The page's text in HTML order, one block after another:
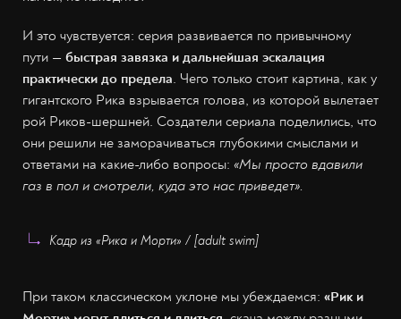
И это чувствуется: серия развивается по привычному
пути — быстрая завязка и дальнейшая эскалация
практически до предела. Чего только стоит картина, как у
гигантского Рика взрывается голова, из которой вылетает
рой Риков-шершней. Создатели сериала поделились, что
они решили не заморачиваться глубокими смыслами и
ответами на какие-либо вопросы: «Мы просто вдавили
газ в пол и смотрели, куда это нас приведет».